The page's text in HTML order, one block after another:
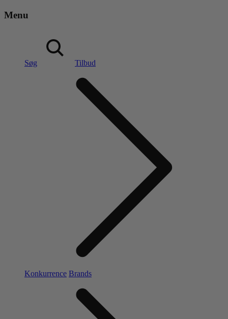
Menu
Søg Tilbud
Konkurrence Brands